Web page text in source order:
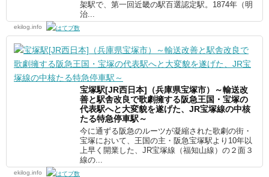
架駅で、第一回近畿の駅百選認定駅。1874年（明
治...
ekilog.info
宝塚駅[JR西日本]（兵庫県宝塚市）～輸送改
善と駅舎改良で歌劇擁する阪急王国・宝塚の
代表駅へと大変貌を遂げた、JR宝塚線の中核
たる特急停車駅～
今に通ずる阪急のルーツが凝縮された歌劇の街・
宝塚において、王国の主・阪急宝塚駅より10年以
上早く開業した、JR宝塚線（福知山線）の２面３
線の...
ekilog.info